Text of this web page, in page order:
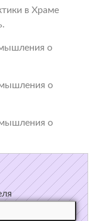
в Храме
о
о
о